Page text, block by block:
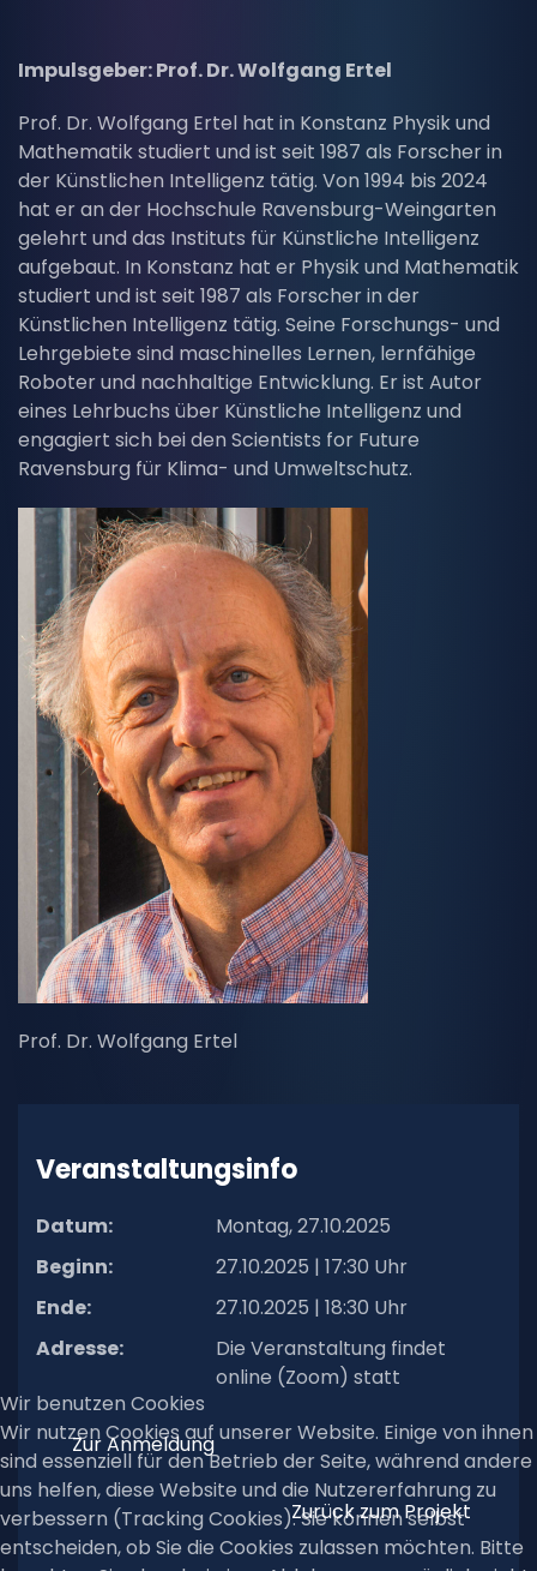
Impulsgeber: Prof. Dr. Wolfgang Ertel
Prof. Dr. Wolfgang Ertel hat in Konstanz Physik und
Mathematik studiert und ist seit 1987 als Forscher in
der Künstlichen Intelligenz tätig. Von 1994 bis 2024
hat er an der Hochschule Ravensburg-Weingarten
gelehrt und das Instituts für Künstliche Intelligenz
aufgebaut. In Konstanz hat er Physik und Mathematik
studiert und ist seit 1987 als Forscher in der
Künstlichen Intelligenz tätig. Seine Forschungs- und
Lehrgebiete sind maschinelles Lernen, lernfähige
Roboter und nachhaltige Entwicklung. Er ist Autor
eines Lehrbuchs über Künstliche Intelligenz und
engagiert sich bei den Scientists for Future
Ravensburg für Klima- und Umweltschutz.
Prof. Dr. Wolfgang Ertel
Veranstaltungsinfo
Datum:
Montag, 27.10.2025
Beginn:
27.10.2025 | 17:30 Uhr
Ende:
27.10.2025 | 18:30 Uhr
Adresse:
Die Veranstaltung findet
online (Zoom) statt
Zur Anmeldung
Zurück zum Projekt
Wir benutzen Cookies
Wir nutzen Cookies auf unserer Website. Einige von ihnen
sind essenziell für den Betrieb der Seite, während andere
uns helfen, diese Website und die Nutzererfahrung zu
verbessern (Tracking Cookies). Sie können selbst
entscheiden, ob Sie die Cookies zulassen möchten. Bitte